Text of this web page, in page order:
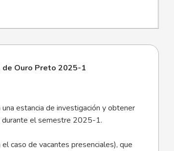
de Ouro Preto 2025-1
estancia de investigación y obtener
durante el semestre 2025-1.
caso de vacantes presenciales), que